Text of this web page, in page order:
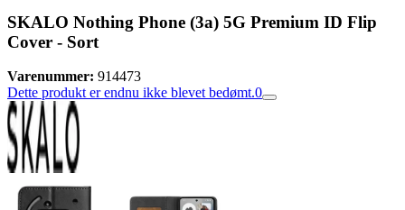
SKALO Nothing Phone (3a) 5G Premium ID Flip
Cover - Sort
Varenummer: 914473
Dette produkt er endnu ikke blevet bedømt.0